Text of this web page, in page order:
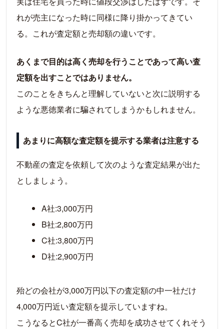
れが売主になった時に同様に降り掛かってきてい
る。これが査定額と売却額の違いです。
あくまで目的は高く売却を行うことであって高い査
定額を出すことではありません。
このことをきちんと理解していないと次に説明する
ような悪徳業者に騙されてしまうかもしれません。
あまりに高額な査定額を提示する業者は注意する
不動産の査定を依頼して次のような査定結果が出た
としましょう。
A社:3,000万円
B社:2,800万円
C社:3,800万円
D社:2,900万円
殆どの会社が3,000万円以下の査定額の中一社だけ
4,000万円近い査定額を提示していますね。
こうなるとC社が一番高く売却を成功させてくれそう